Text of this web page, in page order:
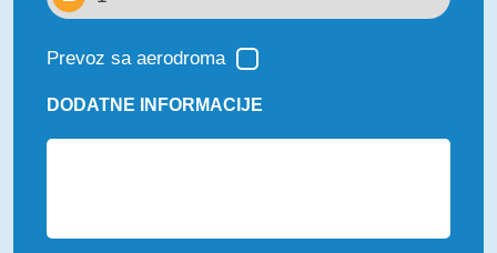
Prevoz sa aerodroma
DODATNE INFORMACIJE